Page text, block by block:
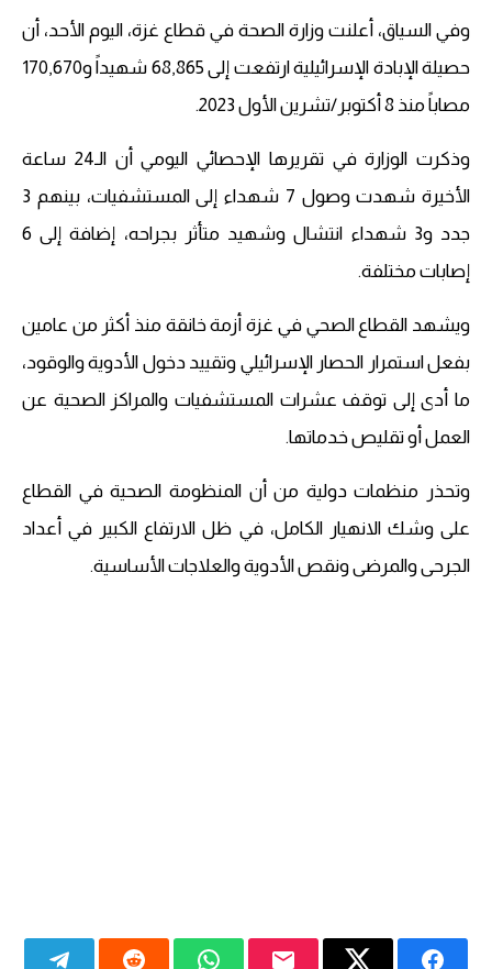
وفي السياق، أعلنت وزارة الصحة في قطاع غزة، اليوم الأحد، أن
حصيلة الإبادة الإسرائيلية ارتفعت إلى 68,865 شهيداً و170,670
مصاباً منذ 8 أكتوبر/تشرين الأول 2023.
وذكرت الوزارة في تقريرها الإحصائي اليومي أن الـ24 ساعة
الأخيرة شهدت وصول 7 شهداء إلى المستشفيات، بينهم 3
جدد و3 شهداء انتشال وشهيد متأثر بجراحه، إضافة إلى 6
إصابات مختلفة.
ويشهد القطاع الصحي في غزة أزمة خانقة منذ أكثر من عامين
بفعل استمرار الحصار الإسرائيلي وتقييد دخول الأدوية والوقود،
ما أدى إلى توقف عشرات المستشفيات والمراكز الصحية عن
العمل أو تقليص خدماتها.
وتحذر منظمات دولية من أن المنظومة الصحية في القطاع
على وشك الانهيار الكامل، في ظل الارتفاع الكبير في أعداد
الجرحى والمرضى ونقص الأدوية والعلاجات الأساسية.